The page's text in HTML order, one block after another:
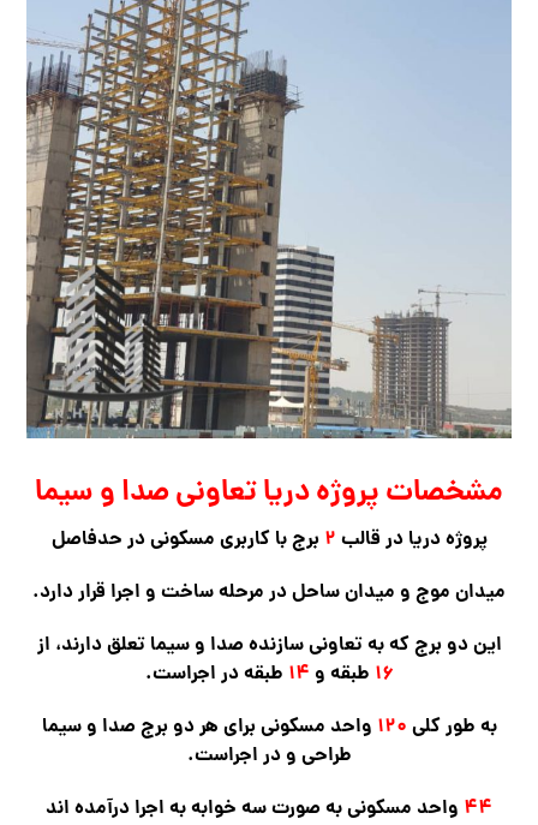
مشخصات پروژه دریا تعاونی صدا و سیما
پروژه دریا در قالب ۲ برج با کاربری مسکونی در حدفاصل
میدان موج و میدان ساحل در مرحله ساخت و اجرا قرار دارد.
این دو برج که به تعاونی سازنده صدا و سیما تعلق دارند، از
۱۶ طبقه و ۱۴ طبقه در اجراست.
به طور کلی ۱۲۰ واحد مسکونی برای هر دو برج صدا و سیما
طراحی و در اجراست.
۴۴ واحد مسکونی به صورت سه خوابه به اجرا درآمده اند